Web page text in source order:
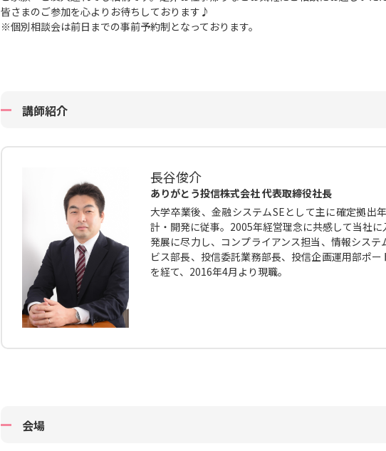
皆さまのご参加を心よりお待ちしております♪
※個別相談会は前日までの事前予約制となっております。
講師紹介
長谷俊介
ありがとう投信株式会社 代表取締役社長
大学卒業後、金融システムSEとして主に確定拠出
計・開発に従事。2005年経営理念に共感して当社
発展に尽力し、コンプライアンス担当、情報シス
ビス部長、投信委託業務部長、投信企画運用部ポ
を経て、2016年4月より現職。
会場